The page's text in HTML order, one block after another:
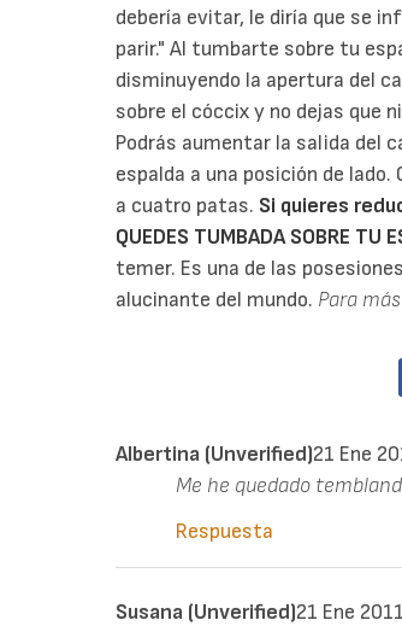
debería evitar, le diría que se
parir." Al tumbarte sobre tu
disminuyendo la apertura del
sobre el cóccix y no dejas que
Podrás aumentar la salida del
espalda a una posición de
a cuatro patas. Si quieres
QUEDES TUMBADA SOBRE TU
temer. Es una de las
alucinante del mundo. Para
Albertina (unverified)21 Ene
Me he quedado
Respuesta
Susana (unverified)21 Ene 2011